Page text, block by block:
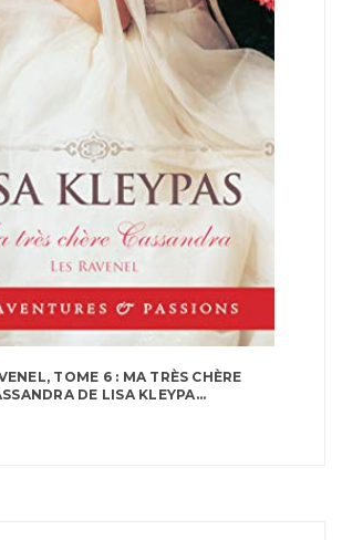
TOME 6 : MA TRÈS CHÈRE
DE LISA KLEYPA...